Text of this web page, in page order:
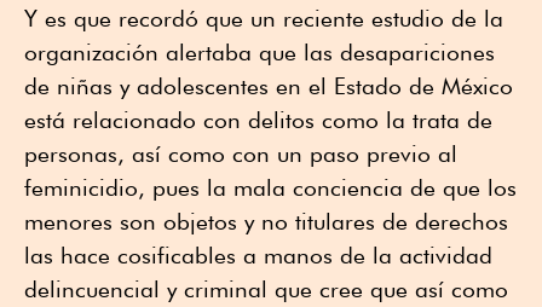
Y es que recordó que un reciente estudio de la
organización alertaba que las desapariciones
de niñas y adolescentes en el Estado de México
está relacionado con delitos como la trata de
personas, así como con un paso previo al
feminicidio, pues la mala conciencia de que los
menores son objetos y no titulares de derechos
las hace cosificables a manos de la actividad
delincuencial y criminal que cree que así como